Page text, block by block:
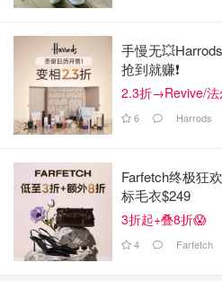
手慢无
抢到就赚❗️
2.3折→Revive/法
6 Harrods
Farfetch终极狂
标毛衣$249
3折起+叠8折😱
4 Farfetch